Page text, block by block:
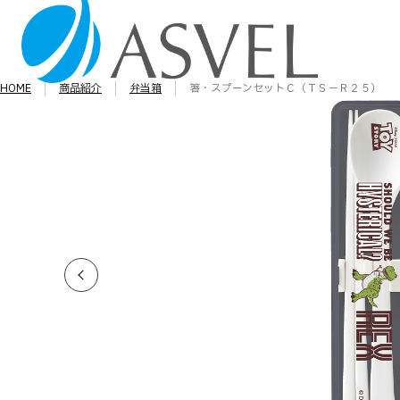
HOME 商品紹介 弁当箱 箸・スプーンセットＣ（ＴＳ－Ｒ２５）